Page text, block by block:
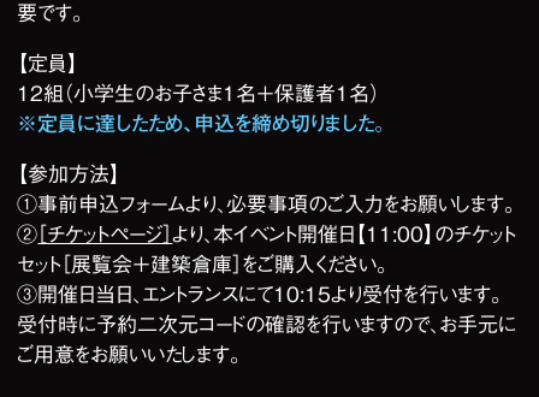
要です。
【定員】
12組（小学生のお子さま1名＋保護者1名）
※定員に達したため、申込を締め切りました。
【参加方法】
①事前申込フォームより、必要事項のご入力をお願いします。
② ［チケットページ］より、本イベント開催日【11:00】のチケット
セット［展覧会＋建築倉庫］をご購入ください。
③開催日当日、エントランスにて10:15より受付を行います。
受付時に予約二次元コードの確認を行いますので、お手元に
ご用意をお願いいたします。